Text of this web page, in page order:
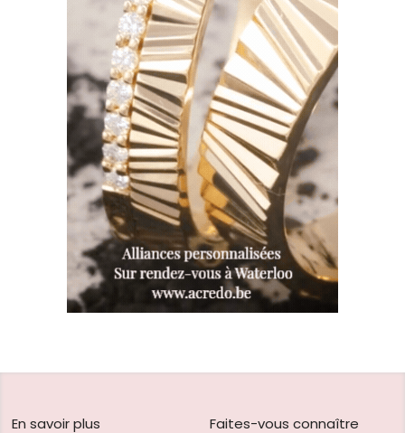
En savoir plus Faites-vous connaître